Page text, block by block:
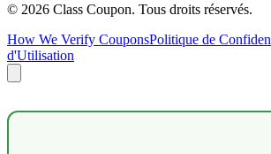
© 2026 Class Coupon. Tous droits réservés.
How We Verify CouponsPolitique de
d'Utilisation